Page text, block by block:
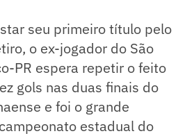
seu primeiro título pelo
o ex-jogador do São
PR espera repetir o feito
gols nas duas finais do
e foi o grande
estadual do